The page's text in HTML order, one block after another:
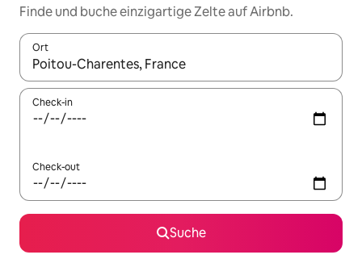
Finde und buche einzigartige Zelte auf Airbnb.
Ort
Wenn Ergebnisse verfügbar sind, navigiere mit den
Check-in
Check-out
Suche